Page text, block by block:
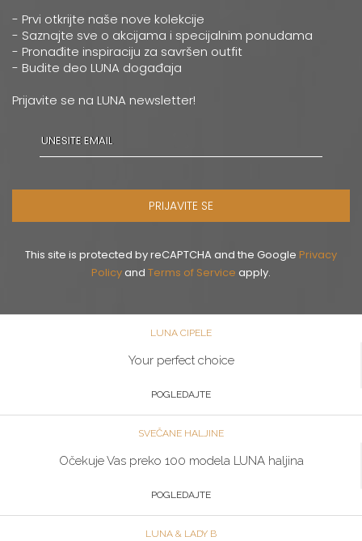
- Prvi otkrijte naše nove kolekcije
- Saznajte sve o akcijama i specijalnim ponudama
- Pronađite inspiraciju za savršen outfit
- Budite deo LUNA događaja
Prijavite se na LUNA newsletter!
PRIJAVITE SE
This site is protected by reCAPTCHA and the Google Privacy
Policyand Terms of Service apply.
LUNA CIPELE
Your perfect choice
POGLEDAJTE
SVEČANE HALJINE
Očekuje Vas preko 100 modela LUNA haljina
POGLEDAJTE
LUNA & LADY B